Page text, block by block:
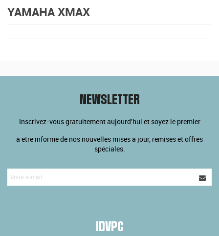
YAMAHA XMAX
NEWSLETTER
Inscrivez-vous gratuitement aujourd'hui et soyez le premier
à être informé de nos nouvelles mises à jour, remises et offres
spéciales.
IDVPC